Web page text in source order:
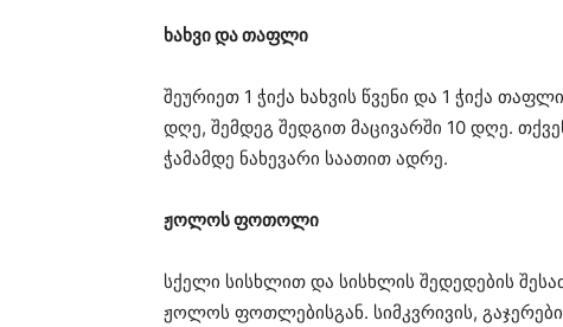
ხახვი და თაფლი
შეურიეთ 1 ჭიქა ხახვის წვენი და 1 ჭიქა
დღე, შემდეგ შედგით მაცივარში 10 დღე.
ჭამამდე ნახევარი საათით ადრე.
ჟოლოს ფოთოლი
სქელი სისხლით და სისხლის შედედების
ჟოლოს ფოთლებისგან. სიმკვრივის,